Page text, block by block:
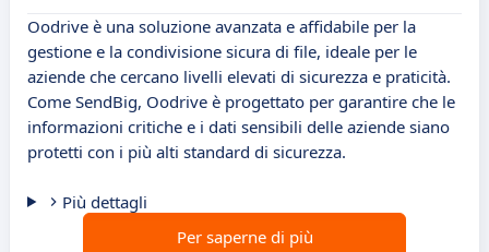
Oodrive è una soluzione avanzata e affidabile per la
gestione e la condivisione sicura di file, ideale per le
aziende che cercano livelli elevati di sicurezza e praticità.
Come SendBig, Oodrive è progettato per garantire che le
informazioni critiche e i dati sensibili delle aziende siano
protetti con i più alti standard di sicurezza.
Più dettagli
Per saperne di più